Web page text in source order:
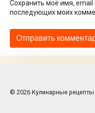
Сохранить моё имя, email
последующих моих
© 2026 Кулинарные